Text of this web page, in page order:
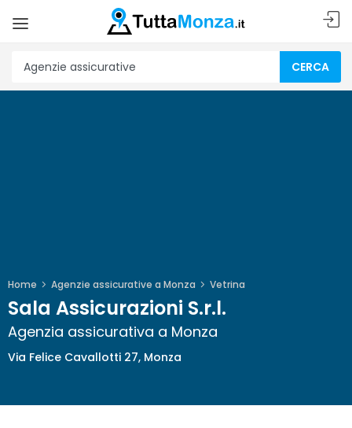
CERCA
Home Agenzie assicurative a Monza Vetrina
Sala Assicurazioni S.r.l.
Agenzia assicurativa a Monza
Via Felice Cavallotti 27, Monza